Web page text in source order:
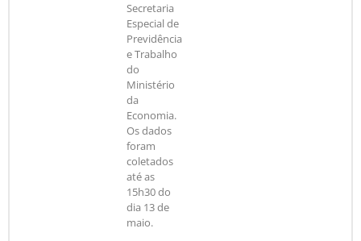
Secretaria
Especial de
Previdência
e Trabalho
do
Ministério
da
Economia.
Os dados
foram
coletados
até as
15h30 do
dia 13 de
maio.